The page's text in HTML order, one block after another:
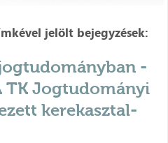
jelölt bejegyzések:
-
TK Jogtudományi
kerekasztal-